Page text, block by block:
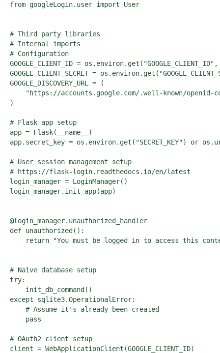
from googleLogin.user import User
# Third party libraries
# Internal imports
# Configuration
GOOGLE_CLIENT_ID =
GOOGLE_CLIENT_SECRET =
GOOGLE_DISCOVERY_URL = (
"https://accounts.google.com/.well-known/openid-
)
# Flask app setup
app = Flask(__name__)
app.secret_key = os.environ.get("SECRET_KEY") or
# User session management setup
# https://flask-login.readthedocs.io/en/latest
login_manager = LoginManager()
login_manager.init_app(app)
@login_manager.unauthorized_handler
def unauthorized():
return "You must be logged in to access this
# Naive database setup
try:
    init_db_command()
except sqlite3.OperationalError:
    # Assume it's already been created
    pass
# OAuth2 client setup
client = WebApplicationClient(GOOGLE_CLIENT_ID)